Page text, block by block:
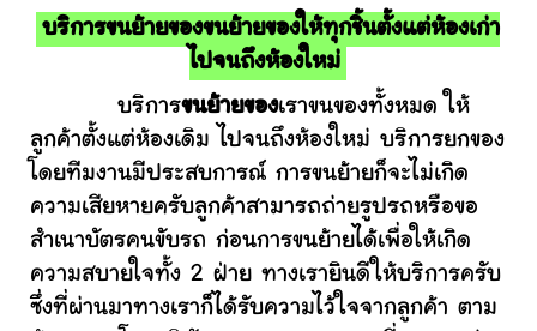
บริการขนย้ายของขนย้ายของให้ทุกชิ้นตั้งแต่ห้องเก่า
ไปจนถึงห้องใหม่
บริการขนย้ายของเราขนของทั้งหมด ให้
ลูกค้าตั้งแต่ห้องเดิม ไปจนถึงห้องใหม่ บริการยกของ
โดยทีมงานมีประสบการณ์ การขนย้ายก็จะไม่เกิด
ความเสียหายครับลูกค้าสามารถถ่ายรูปรถหรือขอ
สำเนาบัตรคนขับรถ ก่อนการขนย้ายได้เพื่อให้เกิด
ความสบายใจทั้ง 2 ฝ่าย ทางเรายินดีให้บริการครับ
ซึ่งที่ผ่านมาทางเราก็ได้รับความไว้ใจจากลูกค้า ตาม